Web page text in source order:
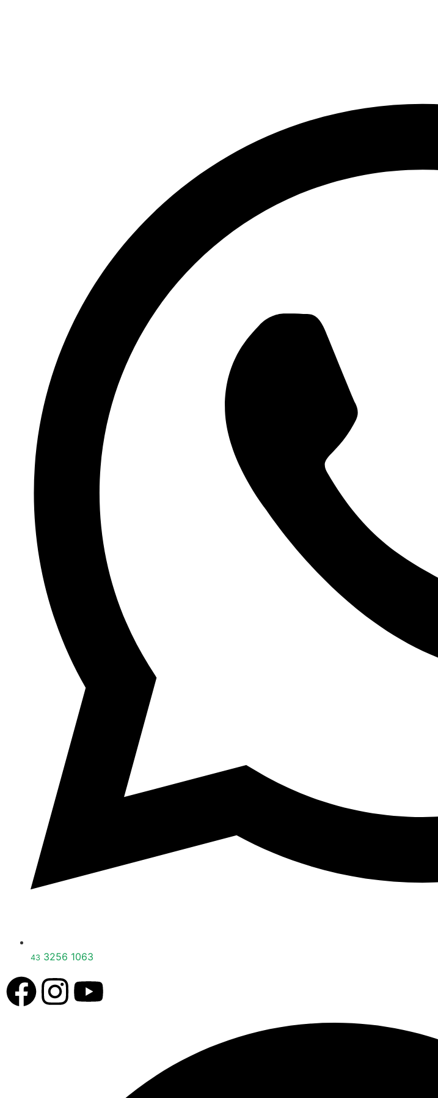
43 3256 1063